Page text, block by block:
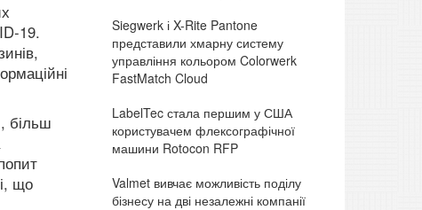
19.
більш
що
Siegwerk і X-Rite Pantone
представили хмарну систему
управління кольором Colorwerk
FastMatch Cloud
LabelTec стала першим у США
користувачем флексографічної
машини Rotocon RFP
Valmet вивчає можливість поділу
бізнесу на дві незалежні компанії